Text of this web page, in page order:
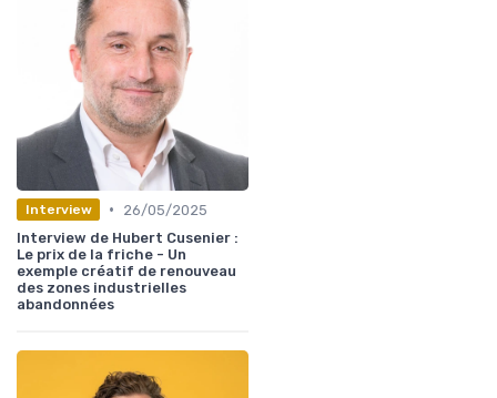
Interview •
26/05/2025
Interview de Hubert Cusenier :
Le prix de la friche - Un
exemple créatif de renouveau
des zones industrielles
abandonnées